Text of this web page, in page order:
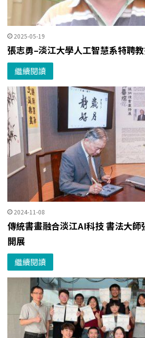
2025-05-19
張志勇–淡江大學人工智慧系特聘
繼續閱讀
2024-11-08
傳統書畫融合淡江AI科技 書法大師
開展
繼續閱讀